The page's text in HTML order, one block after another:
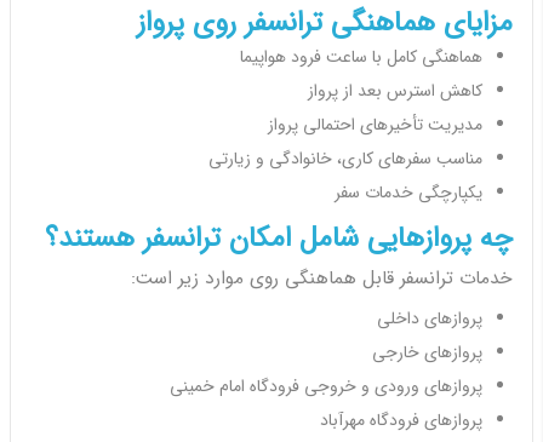
مزایای هماهنگی ترانسفر روی پرواز
هماهنگی کامل با ساعت فرود هواپیما
کاهش استرس بعد از پرواز
مدیریت تأخیرهای احتمالی پرواز
مناسب سفرهای کاری، خانوادگی و زیارتی
یکپارچگی خدمات سفر
چه پروازهایی شامل امکان ترانسفر هستند؟
خدمات ترانسفر قابل هماهنگی روی موارد زیر است:
پروازهای داخلی
پروازهای خارجی
پروازهای ورودی و خروجی فرودگاه امام خمینی
پروازهای فرودگاه مهرآباد